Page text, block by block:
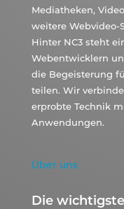
Mediatheken,
weitere Webvideo-
Hinter NC3 steht
Webentwicklern
die Begeisterung
teilen. Wir
erprobte Technik
Anwendungen.
Über uns
Die